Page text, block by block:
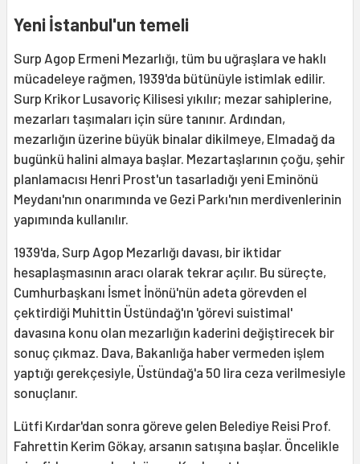
Yeni İstanbul'un temeli
Surp Agop Ermeni Mezarlığı, tüm bu uğraşlara ve haklı
mücadeleye rağmen, 1939'da bütünüyle istimlak edilir.
Surp Krikor Lusavoriç Kilisesi yıkılır; mezar sahiplerine,
mezarları taşımaları için süre tanınır. Ardından,
mezarlığın üzerine büyük binalar dikilmeye, Elmadağ da
bugünkü halini almaya başlar. Mezartaşlarının çoğu, şehir
planlamacısı Henri Prost'un tasarladığı yeni Eminönü
Meydanı'nın onarımında ve Gezi Parkı'nın merdivenlerinin
yapımında kullanılır.
1939'da, Surp Agop Mezarlığı davası, bir iktidar
hesaplaşmasının aracı olarak tekrar açılır. Bu süreçte,
Cumhurbaşkanı İsmet İnönü'nün adeta görevden el
çektirdiği Muhittin Üstündağ'ın 'görevi suistimal'
davasına konu olan mezarlığın kaderini değiştirecek bir
sonuç çıkmaz. Dava, Bakanlığa haber vermeden işlem
yaptığı gerekçesiyle, Üstündağ'a 50 lira ceza verilmesiyle
sonuçlanır.
Lütfi Kırdar'dan sonra göreve gelen Belediye Reisi Prof.
Fahrettin Kerim Gökay, arsanın satışına başlar. Öncelikle